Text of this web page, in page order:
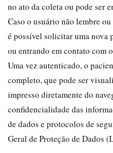
no ato da coleta ou pode ser
Caso o usuário não lembre
é possível solicitar uma
ou entrando em contato com
Uma vez autenticado, o
completo, que pode ser
impresso diretamente do
confidencialidade das
de dados e protocolos de
Geral de Proteção de Dados